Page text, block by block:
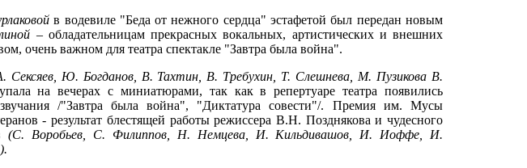
в водевиле "Беда от нежного сердца" эстафетой был передан новым
– обладательницам прекрасных вокальных, артистических и внешних
очень важном для театра спектакле "Завтра была война".
Сексяев, Ю. Богданов, В. Тахтин, В. Требухин, Т. Слешнева, М. Пузикова В.
на вечерах с миниатюрами, так как в репертуаре театра появились
/"Завтра была война", "Диктатура совести"/. Премия им. Мусы
- результат блестящей работы режиссера В.Н. Позднякова и чудесного
(С. Воробьев, С. Филиппов, Н. Немцева, И. Кильдивашов, И. Иоффе, И.